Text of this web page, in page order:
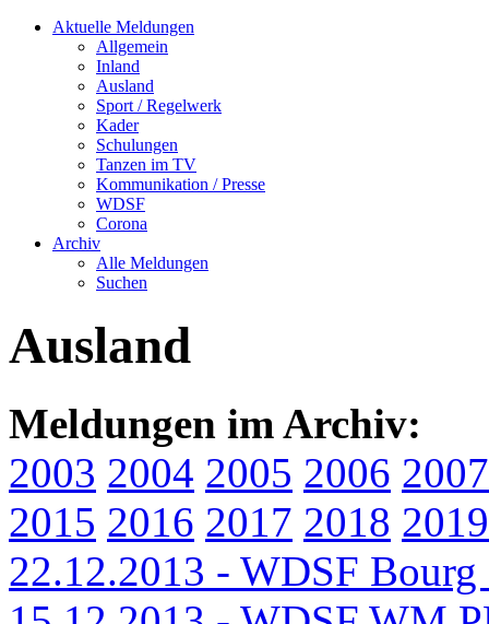
Aktuelle Meldungen
Allgemein
Inland
Ausland
Sport / Regelwerk
Kader
Schulungen
Tanzen im TV
Kommunikation / Presse
WDSF
Corona
Archiv
Alle Meldungen
Suchen
Ausland
Meldungen im Archiv:
2003 2004 2005 2006 2007
2015 2016 2017 2018 2019
22.12.2013 - WDSF Bourg